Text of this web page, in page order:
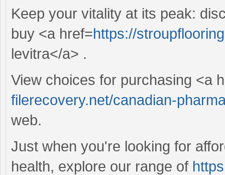
Keep your vitality at its peak:
buy <a href=https://
levitra</a> .
View choices for purchasing <a
filerecovery.net/canadian-
web.
Just when you're looking for
health, explore our range of